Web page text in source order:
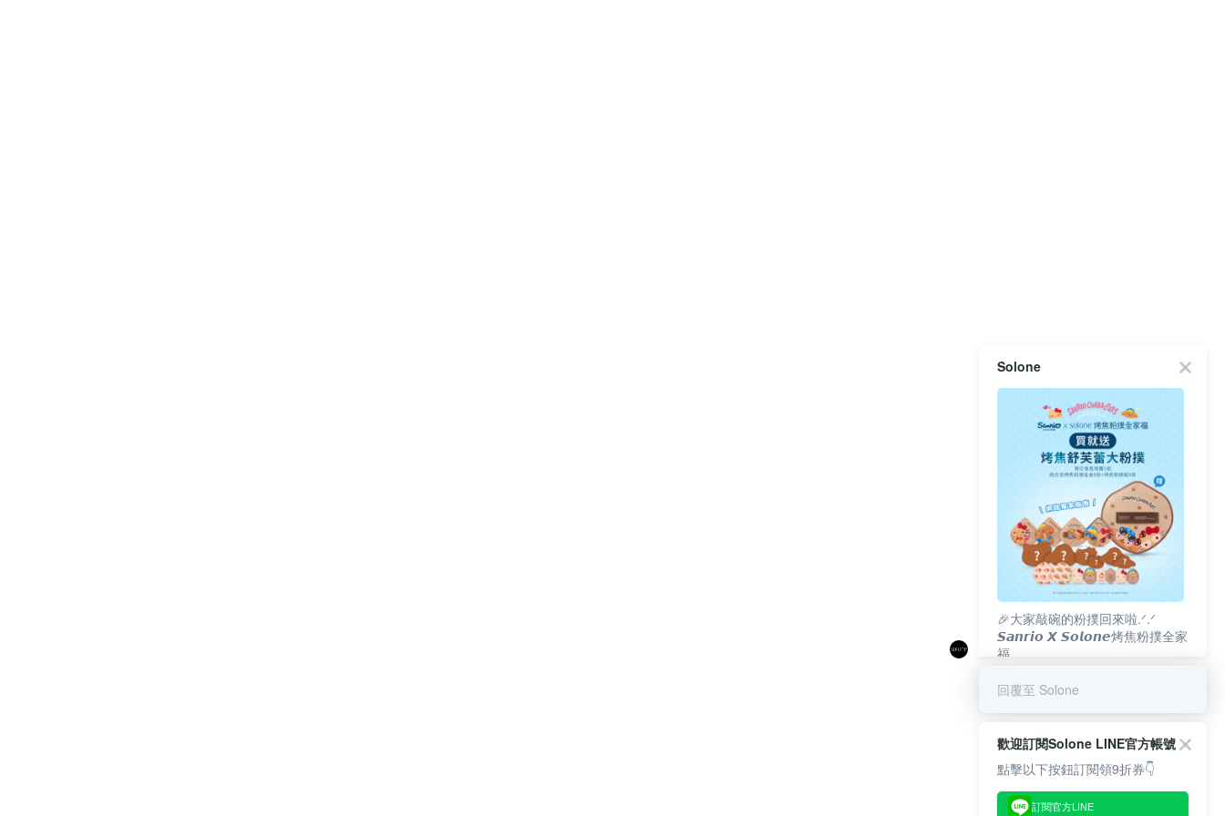
Solone
🎉大家敲碗的粉撲回來啦.ᐟ‪‪.ᐟ
𝙎𝙖𝙣𝙧𝙞𝙤 𝙓 𝙎𝙤𝙡𝙤𝙣𝙚烤焦粉撲全家
福
回覆至 Solone
歡迎訂閱Solone LINE官方帳號
點擊以下按鈕訂閱領9折券👇
訂閱官方LINE